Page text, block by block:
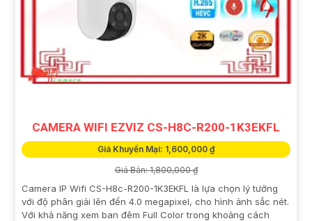
CAMERA WIFI EZVIZ CS-H8C-R200-1K3EKFL
Giá Khuyến Mại: 1,600,000 ₫
Giá Bán: 1,800,000 ₫
Camera IP Wifi CS-H8c-R200-1K3EKFL là lựa chọn lý tưởng
với độ phân giải lên đến 4.0 megapixel, cho hình ảnh sắc nét.
Với khả năng xem ban đêm Full Color trong khoảng cách